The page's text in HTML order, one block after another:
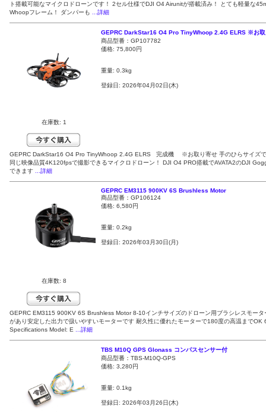
ト搭載可能なマイクロドローンです！ 2セル仕様でDJI O4 Airunitが搭載済み！ とても軽量な
Whoopフレーム！ ダンパーも ...詳細
在庫数: 1
GEPRC DarkStar16 O4 Pro TinyWhoop 2.4G ELRS ※お取
商品型番：GP107782
価格: 75,800円
重量: 0.3kg
登録日: 2026年04月02日(木)
GEPRC DarkStar16 O4 Pro TinyWhoop 2.4G ELRS 完成機 ※お取り寄せ 手のひらサイズで
同じ映像品質4K120fpsで撮影できるマイクロドローン！ DJI O4 PRO搭載でAVATA2のDJI
できます
...詳細
在庫数: 8
GEPRC EM3115 900KV 6S Brushless Motor
商品型番：GP106124
価格: 6,580円
重量: 0.2kg
登録日: 2026年03月30日(月)
GEPRC EM3115 900KV 6S Brushless Motor 8-10インチサイズのドローン用ブラシレスモータ
があり安定した出力で扱いやすいモーターです 耐久性に優れたモーターで180度の高温までOK
Specifications Model: E ...詳細
TBS M10Q GPS Glonass コンパスセンサー付
商品型番：TBS-M10Q-GPS
価格: 3,280円
重量: 0.1kg
登録日: 2026年03月26日(木)